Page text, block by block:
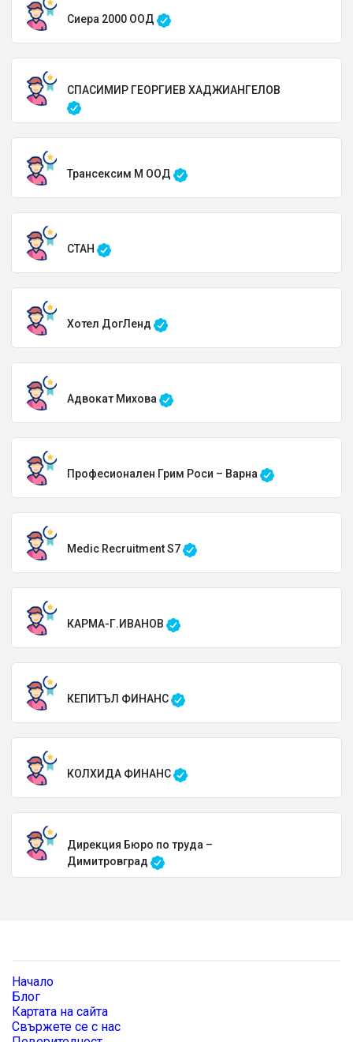
Сиера 2000 ООД
СПАСИМИР ГЕОРГИЕВ ХАДЖИАНГЕЛОВ
Трансексим М ООД
СТАН
Хотел ДогЛенд
Адвокат Михова
Професионален Грим Роси – Варна
Medic Recruitment S7
КАРМА-Г.ИВАНОВ
КЕПИТЪЛ ФИНАНС
КОЛХИДА ФИНАНС
Дирекция Бюро по труда –
Димитровград
Начало
Блог
Картата на сайта
Свържете се с нас